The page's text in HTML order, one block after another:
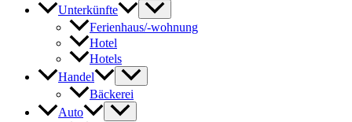
Unterkünfte
Ferienhaus/-wohnung
Hotel
Hotels
Handel
Bäckerei
Auto